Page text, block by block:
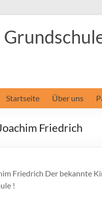
Startseite Über uns
Friedrich
Friedrich Der bekannte
!